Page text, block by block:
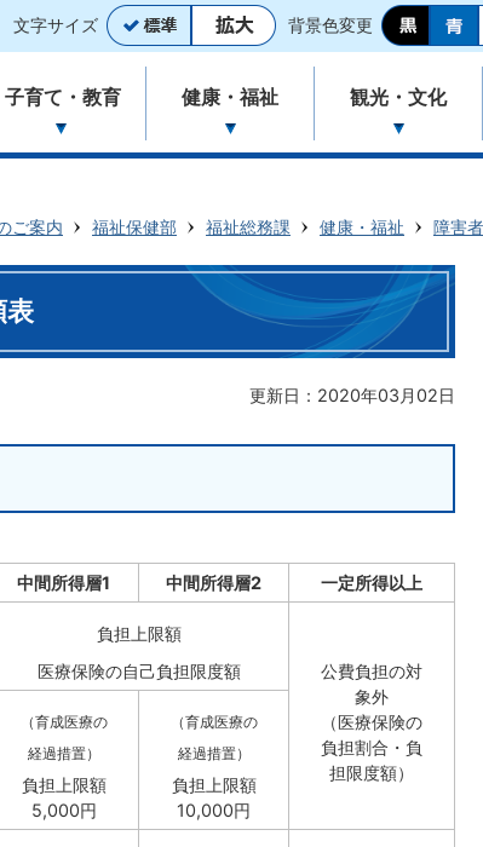
文字サイズ 背景色変更
子育て・教育 健康・福祉 観光・文化
ご案内 福祉保健部 福祉総務課 健康・福祉 障害
表
更新日：2020年03月02日
中間所得層1 中間所得層2 一定所得以上
負担上限額
医療保険の自己負担限度額
公費負担の対
象外
（医療保険の
負担割合・負
担限度額）
（育成医療の
経過措置）
負担上限額
5,000円
（育成医療の
経過措置）
負担上限額
10,000円